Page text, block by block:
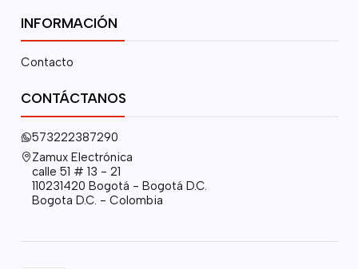
INFORMACIÓN
Contacto
CONTÁCTANOS
573222387290
Zamux Electrónica
calle 51 # 13 - 21
110231420 Bogotá - Bogotá D.C.
Bogota D.C. - Colombia